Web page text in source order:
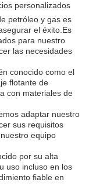
personalizados
petróleo y gas es
el éxito.Es
para nuestro
las necesidades
conocido como el
flotante de
con materiales de
adaptar nuestro
sus requisitos
equipo
por su alta
uso incluso en los
fiable en